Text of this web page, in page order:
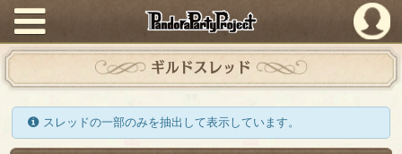
PandoraPartyProject
ギルドスレッド
スレッドの一部のみを抽出して表示しています。